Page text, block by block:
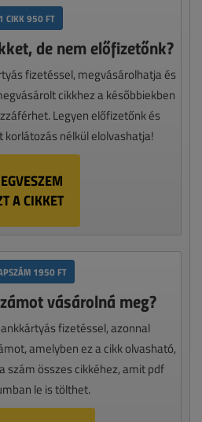
1 CIKK 950 FT
de nem előfizetőnk?
fizetéssel, megvásárolhatja és
cikkhez a későbbiekben
Legyen előfizetőnk és
nélkül elolvashatja!
A CIKKET
1950 FT
vásárolná meg?
fizetéssel, azonnal
amelyben ez a cikk olvasható,
szám összes cikkéhez, amit pdf
le is tölthet.